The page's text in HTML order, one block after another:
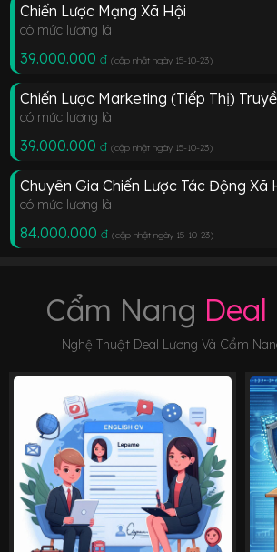
Chiến Lược Mạng Xã Hội
có mức lương là
39.000.000 đ (cập nhật ngày 15-10-23)
Chiến Lược Marketing (Tiếp Thị)
có mức lương là
39.000.000 đ (cập nhật ngày 15-10-23)
Chuyên Gia Chiến Lược Tác Động Xã
có mức lương là
84.000.000 đ (cập nhật ngày 15-10-23)
Cẩm Nang Deal
Nghệ Thuật Deal Lương Và Cẩm